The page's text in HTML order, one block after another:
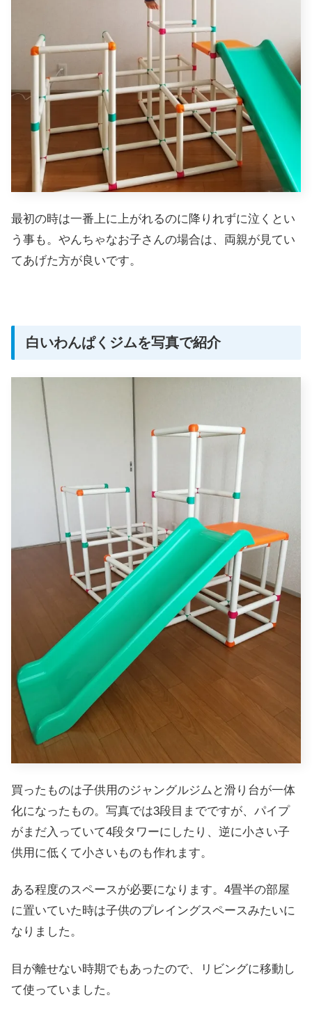
最初の時は一番上に上がれるのに降りれずに泣くとい
う事も。やんちゃなお子さんの場合は、両親が見てい
てあげた方が良いです。
白いわんぱくジムを写真で紹介
買ったものは子供用のジャングルジムと滑り台が一体
化になったもの。写真では3段目までですが、パイプ
がまだ入っていて4段タワーにしたり、逆に小さい子
供用に低くて小さいものも作れます。
ある程度のスペースが必要になります。4畳半の部屋
に置いていた時は子供のプレイングスペースみたいに
なりました。
目が離せない時期でもあったので、リビングに移動し
て使っていました。